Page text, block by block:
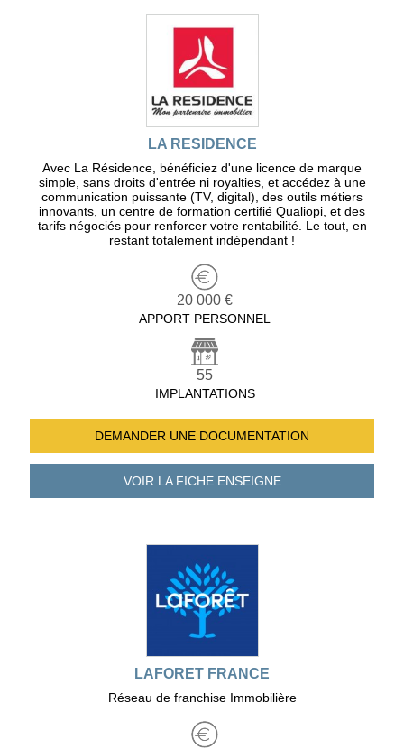
LA RESIDENCE
Avec La Résidence, bénéficiez d'une licence de marque
simple, sans droits d'entrée ni royalties, et accédez à une
communication puissante (TV, digital), des outils métiers
innovants, un centre de formation certifié Qualiopi, et des
tarifs négociés pour renforcer votre rentabilité. Le tout, en
restant totalement indépendant !
20 000 €
APPORT PERSONNEL
55
IMPLANTATIONS
DEMANDER UNE DOCUMENTATION
VOIR LA FICHEENSEIGNE
LAFORET FRANCE
Réseau de franchise Immobilière